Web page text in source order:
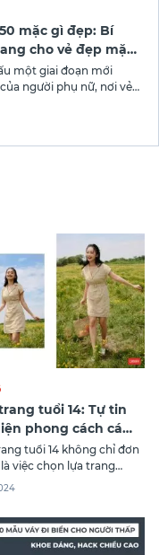
hoạt cao
mặc gì đẹp: Bí
cho vẻ đẹp mặn
một giai đoạn mới
người phụ nữ, nơi vẻ
sự tự tin tỏa sáng. Việc
tuổi 14: Tự tin
phong cách cá
tuổi 14 không chỉ đơn
việc chọn lựa trang
còn là cách để các bạn
mình. Ở độ tuổi này, việc
phong cách cá nhân
bạn tự tin hơn trong